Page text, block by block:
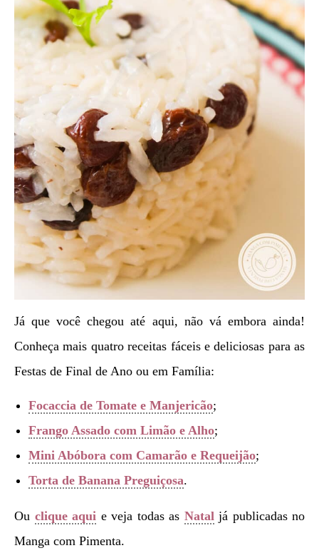
Já que você chegou até aqui, não vá embora ainda!
Conheça mais quatro receitas fáceis e deliciosas para as
Festas de Final de Ano ou em Família:
Focaccia de Tomate e Manjericão;
Frango Assado com Limão e Alho;
Mini Abóbora com Camarão e Requeijão;
Torta de Banana Preguiçosa.
Ou clique aqui e veja todas as Nataljá publicadas no
Manga com Pimenta.